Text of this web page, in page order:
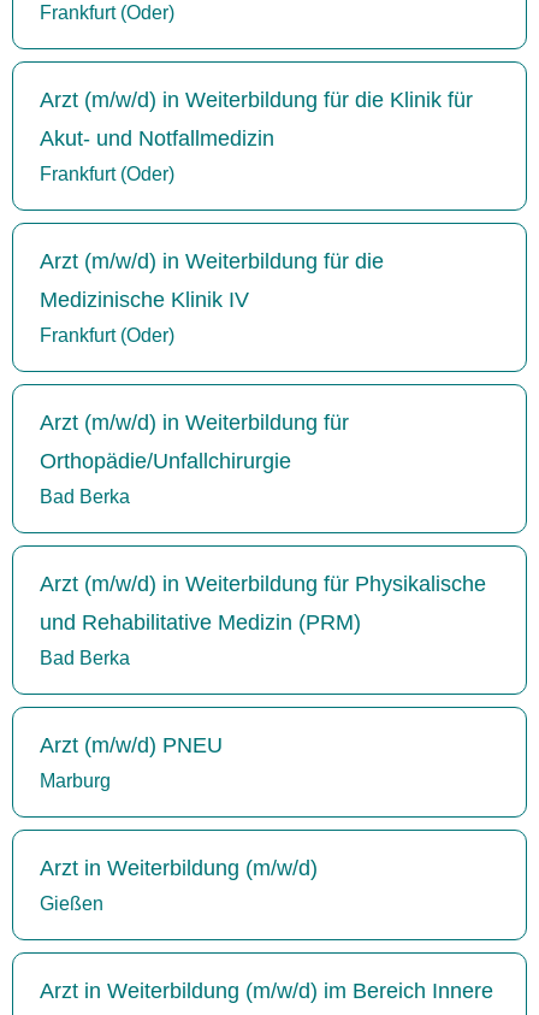
Frankfurt (Oder)
Arzt (m/w/d) in Weiterbildung für die Klinik für
Akut- und Notfallmedizin
Frankfurt (Oder)
Arzt (m/w/d) in Weiterbildung für die
Medizinische Klinik IV
Frankfurt (Oder)
Arzt (m/w/d) in Weiterbildung für
Orthopädie/Unfallchirurgie
Bad Berka
Arzt (m/w/d) in Weiterbildung für Physikalische
und Rehabilitative Medizin (PRM)
Bad Berka
Arzt (m/w/d) PNEU
Marburg
Arzt in Weiterbildung (m/w/d)
Gießen
Arzt in Weiterbildung (m/w/d) im Bereich Innere